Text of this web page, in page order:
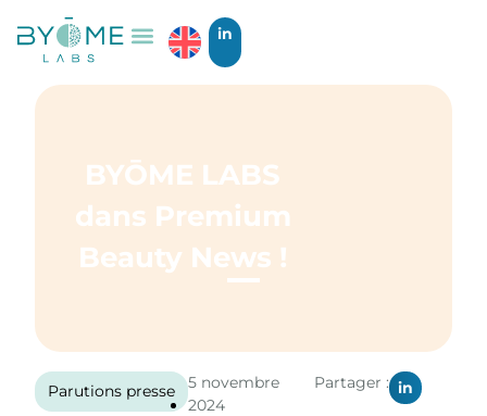
in
BYŌME LABS
dans Premium
Beauty News !
Parutions presse
5 novembre
2024
Partager : in